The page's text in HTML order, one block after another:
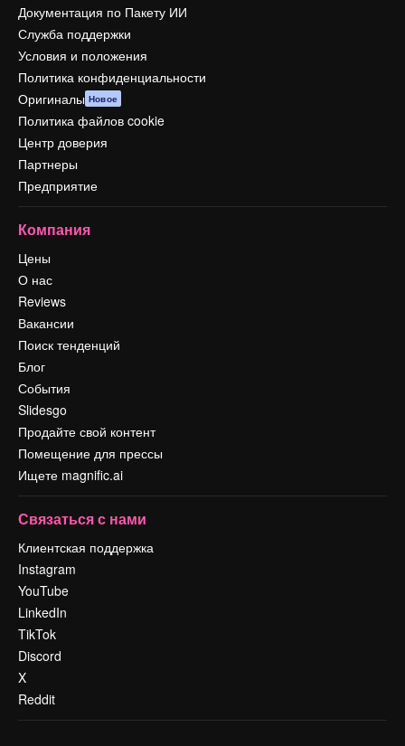
Документация по Пакету ИИ
Служба поддержки
Условия и положения
Политика конфиденциальности
Оригиналы Новое
Политика файлов cookie
Центр доверия
Партнеры
Предприятие
Компания
Цены
О нас
Reviews
Вакансии
Поиск тенденций
Блог
События
Slidesgo
Продайте свой контент
Помещение для прессы
Ищете magnific.ai
Связаться с нами
Клиентская поддержка
Instagram
YouTube
LinkedIn
TikTok
Discord
X
Reddit